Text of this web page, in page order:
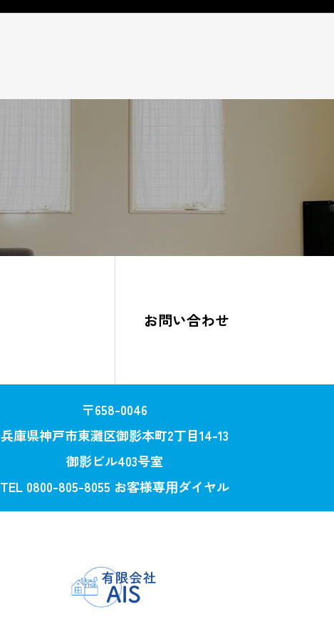
お問い合わせ
〒658-0046
兵庫県神戸市東灘区御影本町2丁目14-13
御影ビル403号室
TEL 0800-805-8055 お客様専⽤ダイヤル